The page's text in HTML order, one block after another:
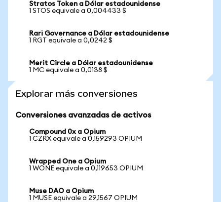
Stratos Token a Dólar estadounidense
1 STOS equivale a 0,004433 $
Rari Governance a Dólar estadounidense
1 RGT equivale a 0,0242 $
Merit Circle a Dólar estadounidense
1 MC equivale a 0,0138 $
Explorar más conversiones
Conversiones avanzadas de activos
Compound 0x a Opium
1 CZRX equivale a 0,159293 OPIUM
Wrapped One a Opium
1 WONE equivale a 0,119653 OPIUM
Muse DAO a Opium
1 MUSE equivale a 29,1567 OPIUM